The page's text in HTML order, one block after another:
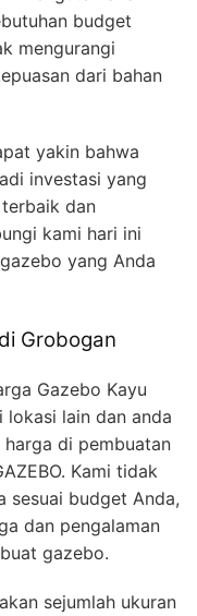
budget
mengurangi
dari bahan
yakin bahwa
investasi yang
dan
kami hari ini
yang Anda
Grobogan
Gazebo Kayu
lokasi lain dan anda
di pembuatan
Kami tidak
sesuai budget Anda,
dan pengalaman
gazebo.
sejumlah ukuran